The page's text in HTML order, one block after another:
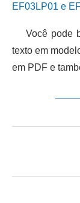
EF03LP01 e
Você pode
texto em
em PDF e